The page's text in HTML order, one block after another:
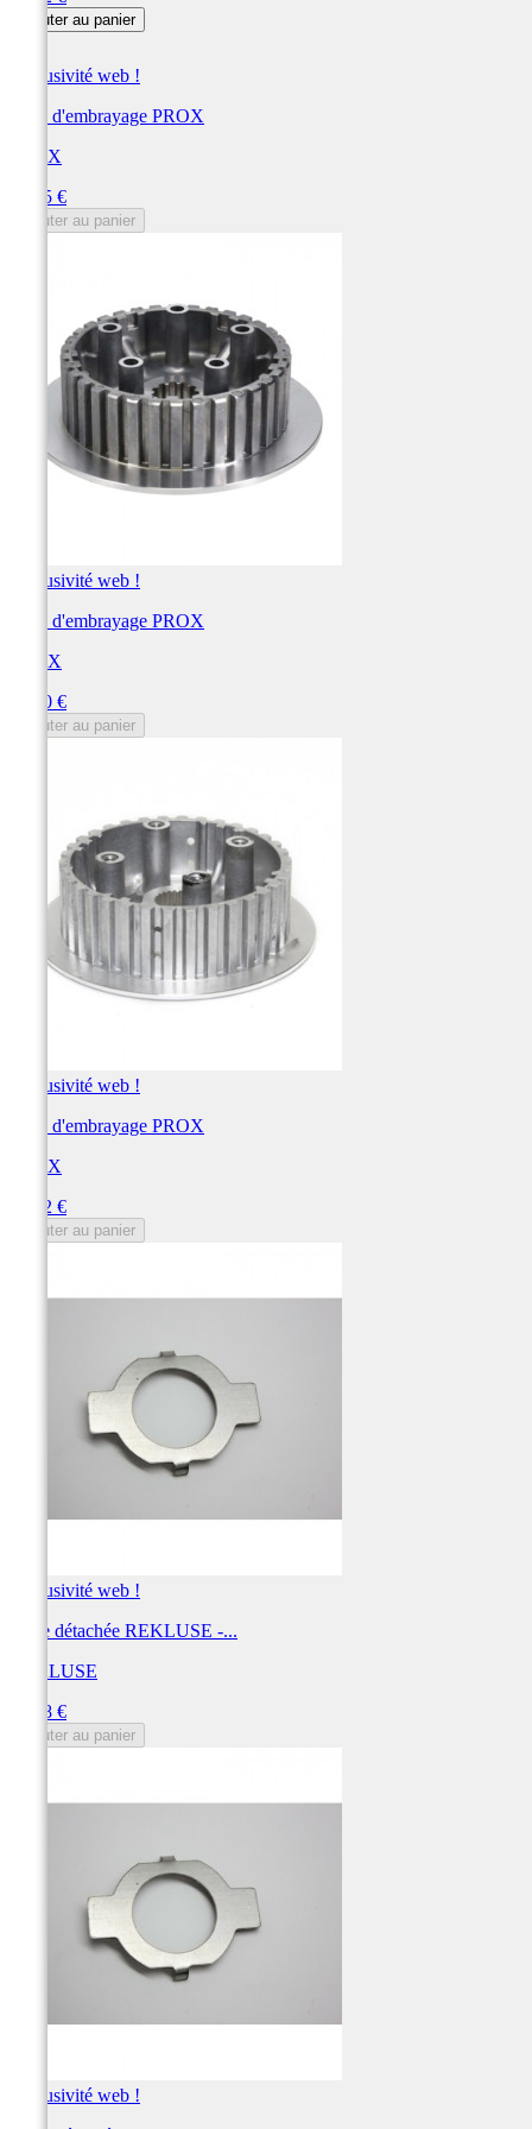
Ajouter au panier
Exclusivité web !
Noix d'embrayage PROX
PROX
68,15 €
Ajouter au panier
Exclusivité web !
Noix d'embrayage PROX
PROX
68,00 €
Ajouter au panier
Exclusivité web !
Noix d'embrayage PROX
PROX
49,22 €
Ajouter au panier
Exclusivité web !
Pièce détachée REKLUSE -...
REKLUSE
10,88 €
Ajouter au panier
Exclusivité web !